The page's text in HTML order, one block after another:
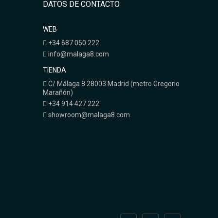
DATOS DE CONTACTO
WEB
+34 687 050 222
info@malaga8.com
TIENDA
C/ Málaga 8 28003 Madrid (metro Gregorio
Marañón)
+34 914 427 222
showroom@malaga8.com